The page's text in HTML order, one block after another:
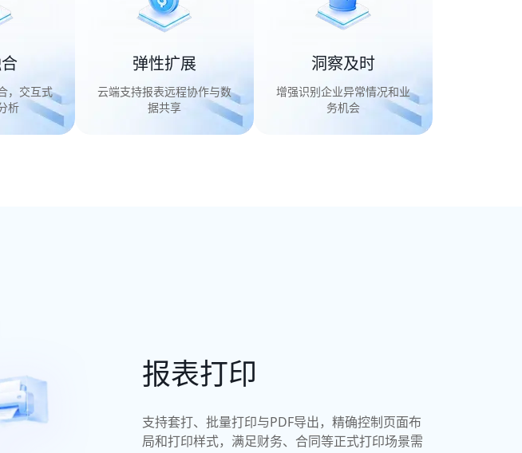
，交互式
析
弹性扩展
云端支持报表远程协作与数
据共享
洞察及时
增强识别企业异常情况和业
务机会
报表打印
支持套打、批量打印与PDF导出，精确控制页面布
局和打印样式，满足财务、合同等正式打印场景需